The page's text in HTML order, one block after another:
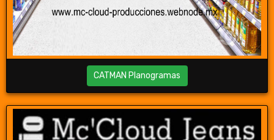
CATMAN Planogramas